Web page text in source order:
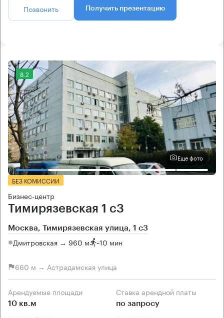
Позвонить Получить презентацию
8.2
Еще фото
БЕЗ КОМИССИИ
Бизнес-центр
Тимирязевская 1 с3
Москва, Тимирязевская улица, 1 с3
Дмитровская → 960 м ~10 мин
660 м → Астрадамская улица
Арендуемые площади
10 кв.м
Ставка арендной платы
по запросу